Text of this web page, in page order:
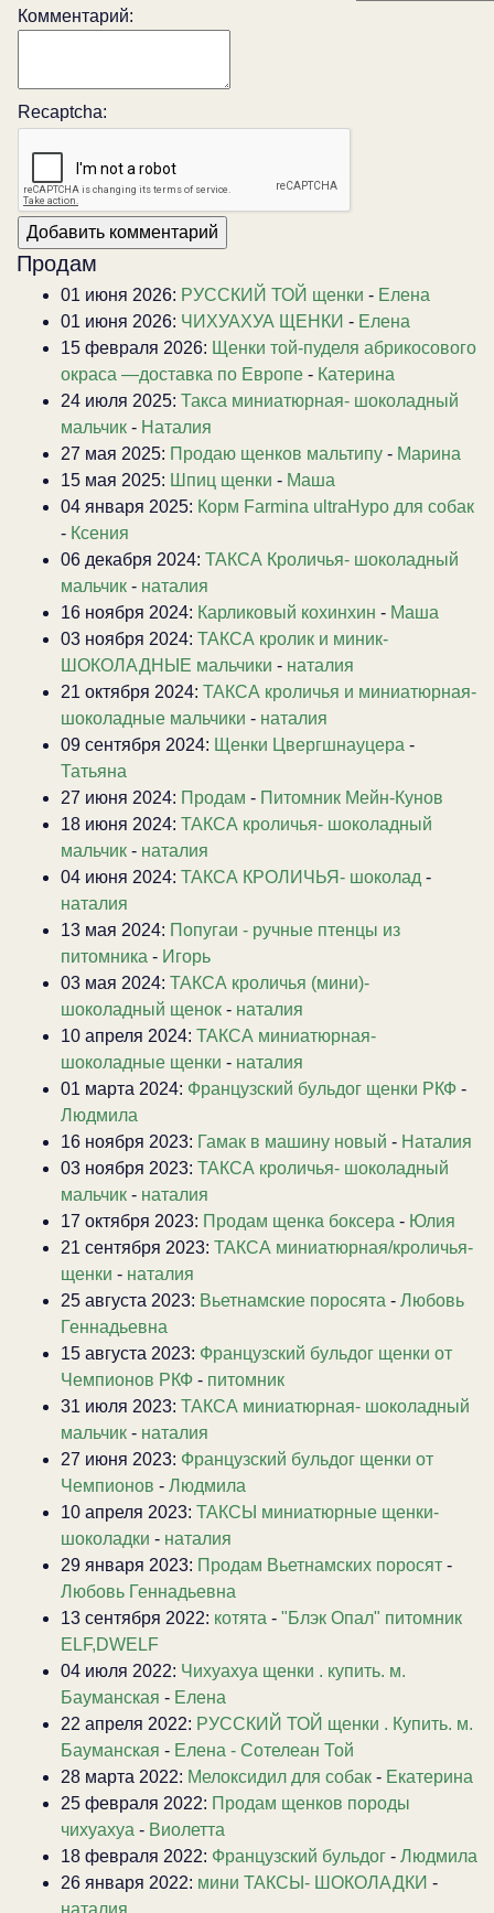
Комментарий:
Recaptcha:
Продам
01 июня 2026: РУССКИЙ ТОЙ щенки - Елена
01 июня 2026: ЧИХУАХУА ЩЕНКИ - Елена
15 февраля 2026: Щенки той-пуделя абрикосового
окраса —доставка по Европе - Катерина
24 июля 2025: Такса миниатюрная- шоколадный
мальчик - Наталия
27 мая 2025: Продаю щенков мальтипу - Марина
15 мая 2025: Шпиц щенки - Маша
04 января 2025: Корм Farmina ultraHypo для собак
- Ксения
06 декабря 2024: ТАКСА Кроличья- шоколадный
мальчик - наталия
16 ноября 2024: Карликовый кохинхин - Маша
03 ноября 2024: ТАКСА кролик и миник-
ШОКОЛАДНЫЕ мальчики - наталия
21 октября 2024: ТАКСА кроличья и миниатюрная-
шоколадные мальчики - наталия
09 сентября 2024: Щенки Цвергшнауцера -
Татьяна
27 июня 2024: Продам - Питомник Мейн-Кунов
18 июня 2024: ТАКСА кроличья- шоколадный
мальчик - наталия
04 июня 2024: ТАКСА КРОЛИЧЬЯ- шоколад -
наталия
13 мая 2024: Попугаи - ручные птенцы из
питомника - Игорь
03 мая 2024: ТАКСА кроличья (мини)-
шоколадный щенок - наталия
10 апреля 2024: ТАКСА миниатюрная-
шоколадные щенки - наталия
01 марта 2024: Французский бульдог щенки РКФ -
Людмила
16 ноября 2023: Гамак в машину новый - Наталия
03 ноября 2023: ТАКСА кроличья- шоколадный
мальчик - наталия
17 октября 2023: Продам щенка боксера - Юлия
21 сентября 2023: ТАКСА миниатюрная/кроличья-
щенки - наталия
25 августа 2023: Вьетнамские поросята - Любовь
Геннадьевна
15 августа 2023: Французский бульдог щенки от
Чемпионов РКФ - питомник
31 июля 2023: ТАКСА миниатюрная- шоколадный
мальчик - наталия
27 июня 2023: Французский бульдог щенки от
Чемпионов - Людмила
10 апреля 2023: ТАКСЫ миниатюрные щенки-
шоколадки - наталия
29 января 2023: Продам Вьетнамских поросят -
Любовь Геннадьевна
13 сентября 2022: котята - "Блэк Опал" питомник
ELF,DWELF
04 июля 2022: Чихуахуа щенки . купить. м.
Бауманская - Елена
22 апреля 2022: РУССКИЙ ТОЙ щенки . Купить. м.
Бауманская - Елена - Сотелеан Той
28 марта 2022: Мелоксидил для собак - Екатерина
25 февраля 2022: Продам щенков породы
чихуахуа - Виолетта
18 февраля 2022: Французский бульдог - Людмила
26 января 2022: мини ТАКСЫ- ШОКОЛАДКИ -
наталия